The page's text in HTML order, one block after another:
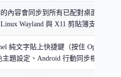
內容會同步到所有已配對桌面端（文
Wayland 與 X11 剪貼簿支援更穩
純文字貼上快捷鍵（按住 Option/Alt
主題設定、Android 行動同步相容性改